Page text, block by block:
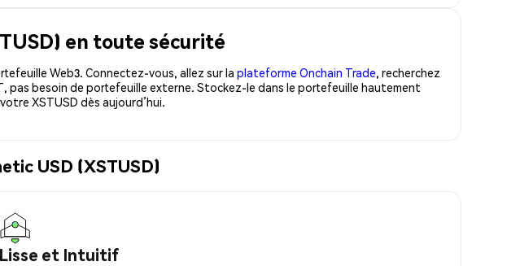
en toute sécurité
Web3. Connectez-vous, allez sur la plateforme Onchain Trade, recherchez
pas besoin de portefeuille externe. Stockez-le dans le portefeuille hautement
XSTUSD dès aujourd’hui.
USD (XSTUSD)
Lisse et Intuitif